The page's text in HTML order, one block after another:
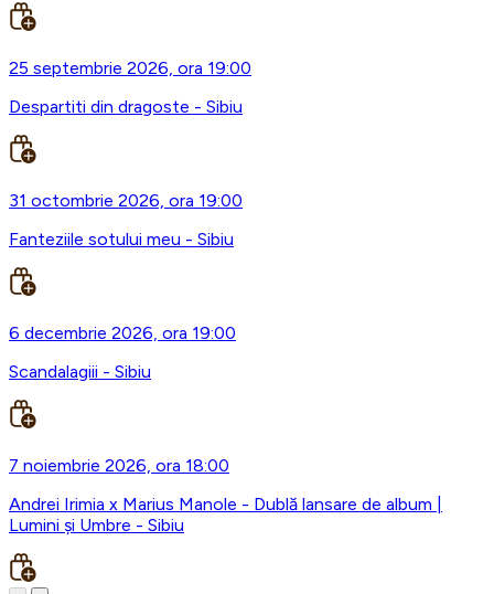
25 septembrie 2026, ora 19:00
Despartiti din dragoste - Sibiu
31 octombrie 2026, ora 19:00
Fanteziile sotului meu - Sibiu
6 decembrie 2026, ora 19:00
Scandalagiii - Sibiu
7 noiembrie 2026, ora 18:00
Andrei Irimia x Marius Manole - Dublă lansare de album |
Lumini și Umbre - Sibiu